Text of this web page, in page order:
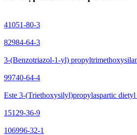
41051-80-3
82984-64-3
3-(Benzotriazol-1-yl)
99740-64-4
Este 3-(Triethoxysilyl)propylaspartic dietyl
15129-36-9
106996-32-1